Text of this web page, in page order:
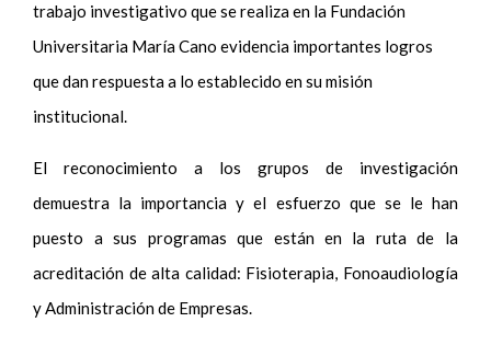
trabajo investigativo que se realiza en la Fundación
Universitaria María Cano evidencia importantes logros
que dan respuesta a lo establecido en su misión
institucional.
El reconocimiento a los grupos de investigación
demuestra la importancia y el esfuerzo que se le han
puesto a sus programas que están en la ruta de la
acreditación de alta calidad: Fisioterapia, Fonoaudiología
y Administración de Empresas.